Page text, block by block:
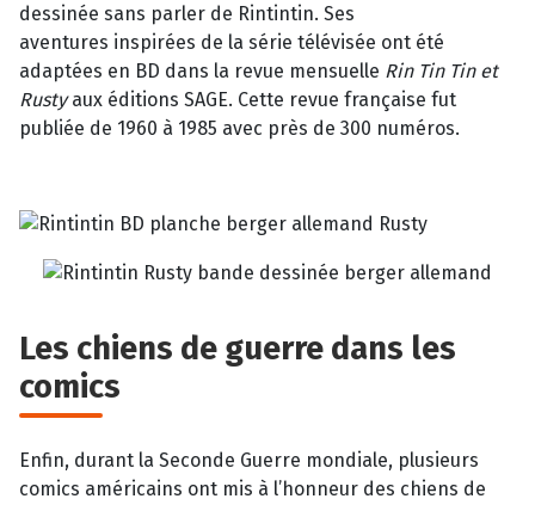
dessinée sans parler de Rintintin. Ses
aventures inspirées de la série télévisée ont été
adaptées en BD dans la revue mensuelle Rin Tin Tin et
Rustyaux éditions SAGE. Cette revue française fut
publiée de 1960 à 1985 avec près de 300 numéros.
Les chiens de guerre dans les
comics
Enfin, durant la Seconde Guerre mondiale, plusieurs
comics américains ont mis à l’honneur des chiens de